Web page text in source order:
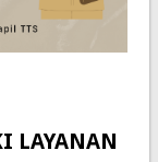
LAYANAN